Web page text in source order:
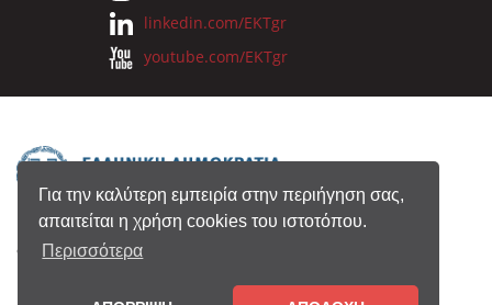
Για την καλύτερη εμπειρία στην περιήγηση σας,
απαιτείται η χρήση cookies του ιστοτόπου.
Περισσότερα
linkedin.com/EKTgr
youtube.com/EKTgr
© 2026 Eθνικό Κέντρο Τεκμηρίωσης